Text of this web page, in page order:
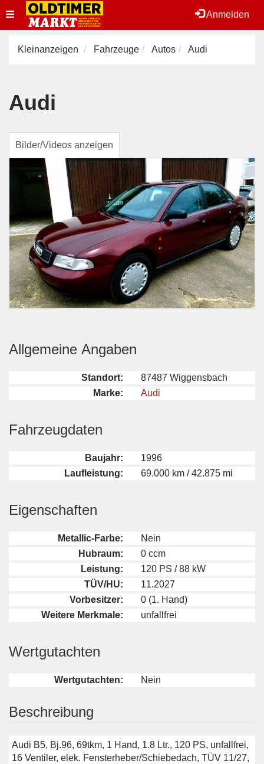
Anmelden
Toggle
navigation
Kleinanzeigen Fahrzeuge Autos Audi
Audi
Bilder/Videos anzeigen
Allgemeine Angaben
Standort:
87487 Wiggensbach
Marke:
Audi
Fahrzeugdaten
Baujahr:
1996
Laufleistung:
69.000 km / 42.875 mi
Eigenschaften
Metallic-Farbe:
Nein
Hubraum:
0 ccm
Leistung:
120 PS / 88 kW
TÜV/HU:
11.2027
Vorbesitzer:
0 (1. Hand)
Weitere Merkmale:
unfallfrei
Wertgutachten
Wertgutachten: Nein
Beschreibung
Audi B5, Bj.96, 69tkm, 1 Hand, 1.8 Ltr., 120 PS, unfallfrei,
16 Ventiler, elek. Fensterheber/Schiebedach, TÜV 11/27,